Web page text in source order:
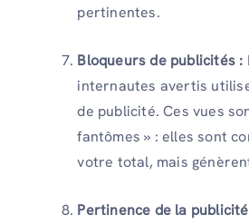
pertinentes.
Bloqueurs de publicités :
internautes avertis
de publicité. Ces vues
fantômes » : elles sont
votre total, mais
Pertinence de la